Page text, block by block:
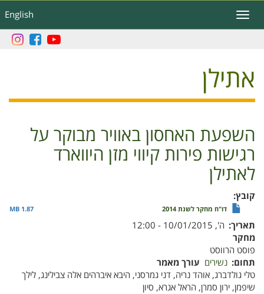
לתוכן
העיקרי
English
Toggle
navigation
אתילן
השפעת האחסון באוויר מבוקר על
רגישות פירות קיווי מזן היווארד
לאתילן
קובץ
דו"ח מחקר לשנת 2014 1.87 MB
תאריך ה', 10/01/2015 - 12:00
מחקר
פוסט הרווסט
תחום נשירים עורך מאמר
טלי גולדברג, אוהד נריה, דני גמרסני, היבא איברהים אלה צבילינג, לילך
שיפמן, ירון סמרן, הראל אגרא, סיון